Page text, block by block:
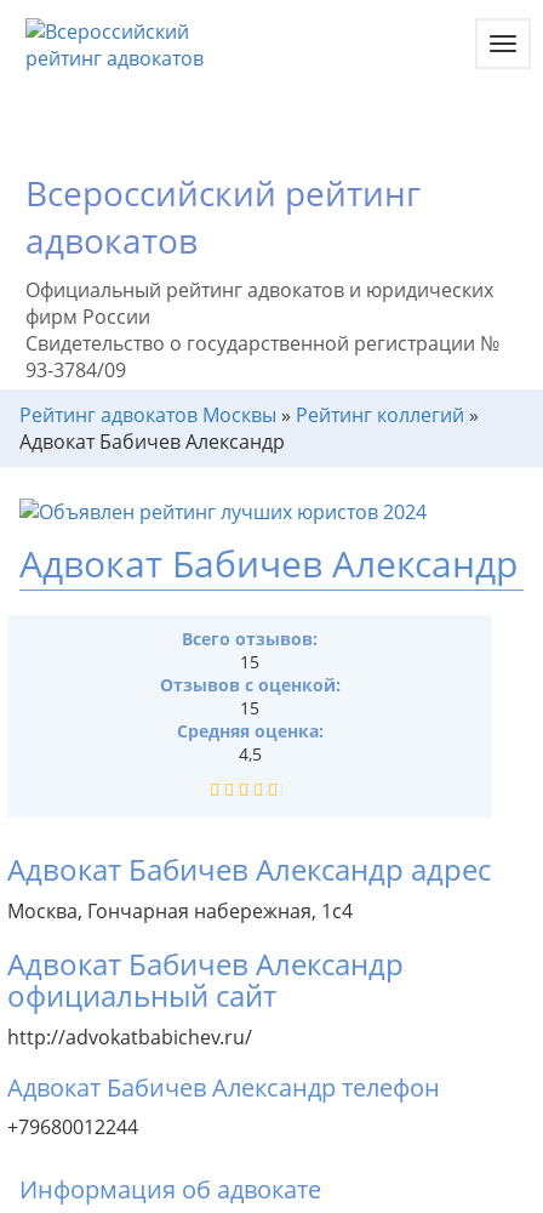
Всероссийский рейтинг
адвокатов
Официальный рейтинг адвокатов и юридических
фирм России
Свидетельство о государственной регистрации №
93-3784/09
Рейтинг адвокатов Москвы » Рейтинг коллегий »
Адвокат Бабичев Александр
Адвокат Бабичев Александр
Адвокат Бабичев Александр адрес
Москва, Гончарная набережная, 1с4
Адвокат Бабичев Александр
официальный сайт
http://advokatbabichev.ru/
Адвокат Бабичев Александр телефон
+79680012244
Всего отзывов:
15
Отзывов с оценкой:
15
Средняя оценка:
4,5
Информация об адвокате